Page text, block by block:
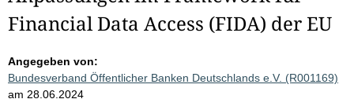
Financial Data Access (FIDA) der EU
Angegeben von:
Bundesverband Öffentlicher Banken Deutschlands e.V. (R001169)
am 28.06.2024